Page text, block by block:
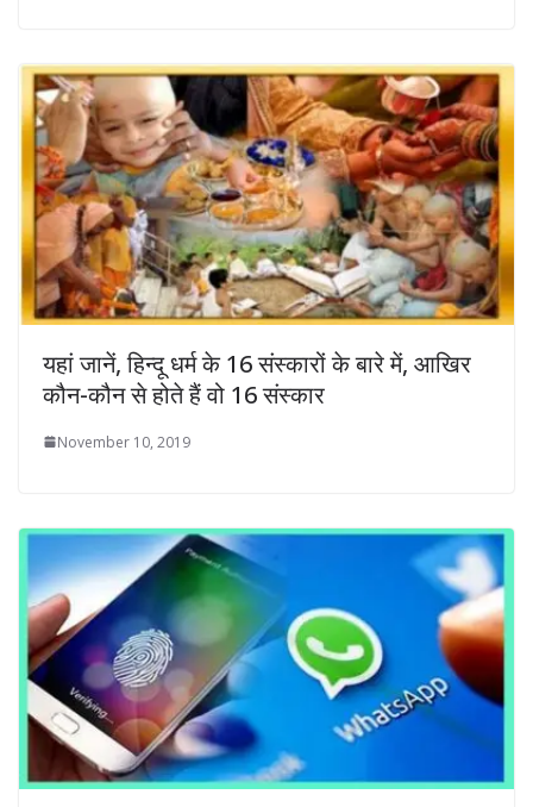
यहां जानें, हिन्दू धर्म के 16 संस्कारों के बारे में, आखिर
कौन-कौन से होते हैं वो 16 संस्कार
November 10, 2019